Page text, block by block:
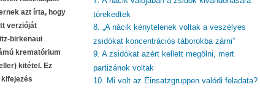
azt írta, hogy
verzióját
birkenaui
krematórium
kitétel. Ez
törekedtek
8. „A nácik kénytelenek voltak a veszélyes
zsidókat koncentrációs táborokba zárni”
9. A zsidókat azért kellett megölni, mert
partizánok voltak
10. Mi volt az Einsatzgruppen valódi feladata?